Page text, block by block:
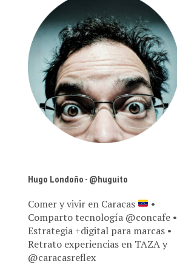
Hugo Londoño - @huguito
Comer y vivir en Caracas
•
Comparto tecnología @concafe •
Estrategia +digital para marcas •
Retrato experiencias en TAZA y
@caracasreflex